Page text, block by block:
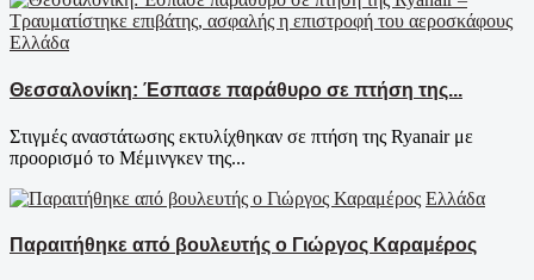
Ελλάδα
Θεσσαλονίκη: Έσπασε παράθυρο σε πτήση της...
Στιγμές αναστάτωσης εκτυλίχθηκαν σε πτήση της Ryanair με
προορισμό το Μέμινγκεν της...
Ελλάδα
Παραιτήθηκε από βουλευτής ο Γιώργος Καραμέρος